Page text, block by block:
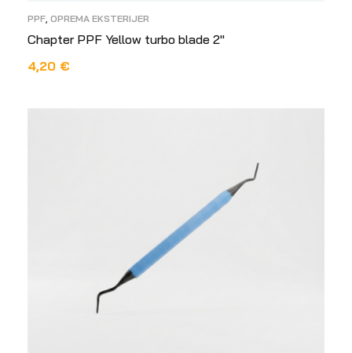
PPF, OPREMA EKSTERIJER
Chapter PPF Yellow turbo blade 2″
4,20 €